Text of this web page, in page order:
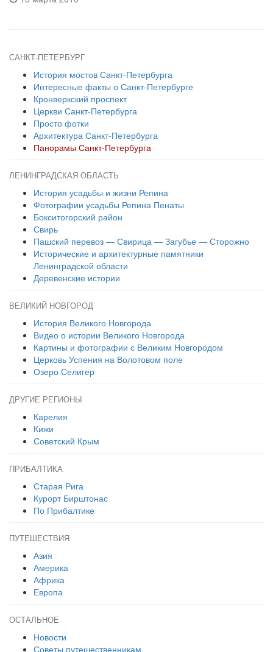
САНКТ-ПЕТЕРБУРГ
История мостов Санкт-Петербурга
Интересные факты о Санкт-Петербурге
Кронверкский проспект
Церкви Санкт-Петербурга
Просто фотки
Архитектура Санкт-Петербурга
Панорамы Санкт-Петербурга
ЛЕНИНГРАДСКАЯ ОБЛАСТЬ
История усадьбы и жизни Репина
Фотографии усадьбы Репина Пенаты
Бокситогорский район
Свирь
Пашский перевоз — Свирица — Загубье — Сторожно
Исторические и архитектурные памятники
Ленинградской области
Деревенские истории
ВЕЛИКИЙ НОВГОРОД
История Великого Новгорода
Видео о истории Великого Новгорода
Картины и фотографии с Великим Новгородом
Церковь Успения на Волотовом поле
Озеро Селигер
ДРУГИЕ РЕГИОНЫ
Карелия
Кижи
Советский Крым
ПРИБАЛТИКА
Старая Рига
Курорт Бирштонас
По Прибалтике
ПУТЕШЕСТВИЯ
Азия
Америка
Африка
Европа
ОСТАЛЬНОЕ
Новости
Советы путешественникам